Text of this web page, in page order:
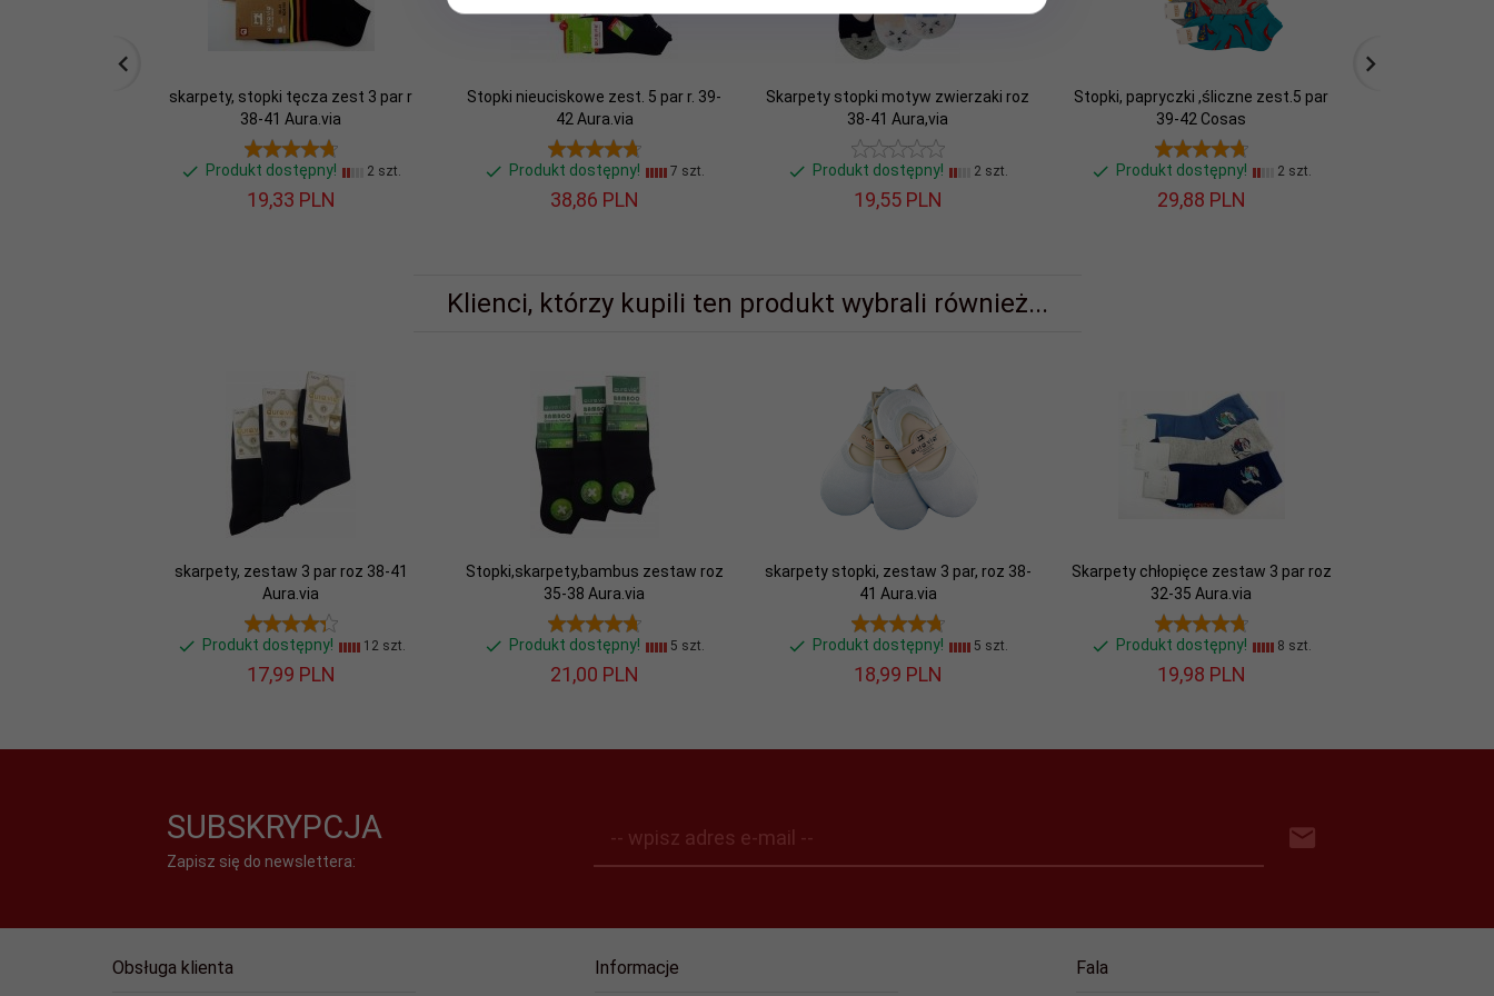
skarpety, stopki tęcza zest 3 par r
38-41 Aura.via
Produkt dostępny! 2 szt.
19,33 PLN
Stopki nieuciskowe zest. 5 par r. 39-
42 Aura.via
Produkt dostępny! 7 szt.
38,86 PLN
Skarpety stopki motyw zwierzaki roz
38-41 Aura,via
Produkt dostępny! 2 szt.
19,55 PLN
Stopki, papryczki ,śliczne zest.5 par
39-42 Cosas
Produkt dostępny! 2 szt.
29,88 PLN
Klienci, którzy kupili ten produkt wybrali również...
skarpety, zestaw 3 par roz 38-41
Aura.via
Produkt dostępny! 12 szt.
17,99 PLN
Stopki,skarpety,bambus zestaw roz
35-38 Aura.via
Produkt dostępny! 5 szt.
21,00 PLN
skarpety stopki, zestaw 3 par, roz 38-
41 Aura.via
Produkt dostępny! 5 szt.
18,99 PLN
Skarpety chłopięce zestaw 3 par roz
32-35 Aura.via
Produkt dostępny! 8 szt.
19,98 PLN
SUBSKRYPCJA
Zapisz się do newslettera:
-- wpisz adres e-mail --
Obsługa klienta Informacje Fala